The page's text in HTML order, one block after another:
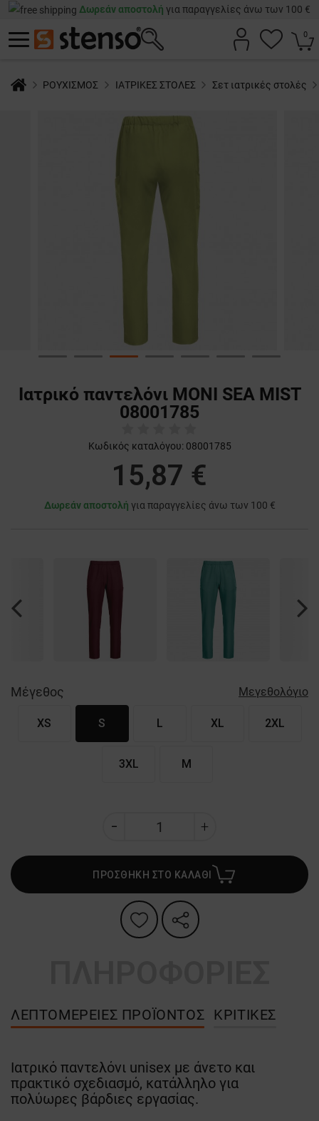
Δωρεάν αποστολή για παραγγελίες άνω των 100 €
0
ΡΟΥΧΙΣΜΟΣ ΙΑΤΡΙΚΕΣ ΣΤΟΛΕΣ Σετ ιατρικές στολές
Ιατρικό παντελόνι MONI SEA MIST
08001785
Κωδικός καταλόγου: 08001785
15,87 €
Δωρεάν αποστολή για παραγγελίες άνω των 100 €
Previous
Μέγεθος Μεγεθολόγιο
XS S L XL 2XL
3XL M
ΠΡΟΣΘΗΚΗ ΣΤΟ ΚΑΛΑΘΙ
ΛΕΠΤΟΜΈΡΕΙΕΣ ΠΡΟΪΌΝΤΟΣ ΚΡΙΤΙΚΈΣ
Ιατρικό παντελόνι unisex με άνετο και
πρακτικό σχεδιασμό, κατάλληλο για
πολύωρες βάρδιες εργασίας.